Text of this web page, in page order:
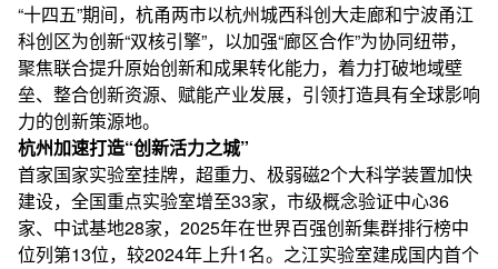
“十四五”期间，杭甬两市以杭州城西科创大走廊和宁波甬江
科创区为创新“双核引擎”，以加强“廊区合作”为协同纽带，
聚焦联合提升原始创新和成果转化能力，着力打破地域壁
垒、整合创新资源、赋能产业发展，引领打造具有全球影响
力的创新策源地。
杭州加速打造“创新活力之城”
首家国家实验室挂牌，超重力、极弱磁2个大科学装置加快
建设，全国重点实验室增至33家，市级概念验证中心36
家、中试基地28家，2025年在世界百强创新集群排行榜中
位列第13位，较2024年上升1名。之江实验室建成国内首个